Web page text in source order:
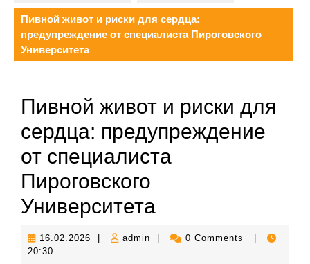
Пивной живот и риски для сердца:
предупреждение от специалиста Пироговского
Университета
Пивной живот и риски для
сердца: предупреждение
от специалиста
Пироговского
Университета
16.02.2026 16.02.2026
admin admin 0 Comments
20:30